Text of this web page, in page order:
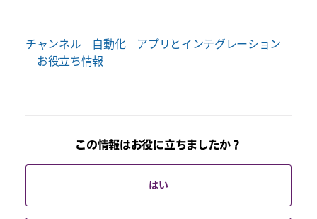
チャンネル 自動化
アプリとインテグレーション
お役立ち情報
この情報はお役に立ちましたか？
はい